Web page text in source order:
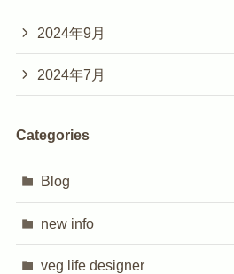
2024年9月
2024年7月
Categories
Blog
new info
veg life designer